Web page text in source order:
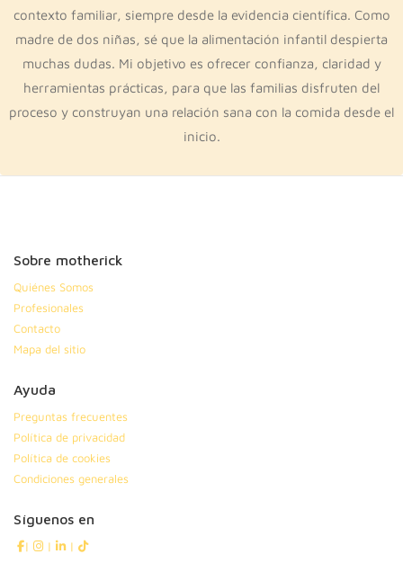
contexto familiar, siempre desde la evidencia científica. Como
madre de dos niñas, sé que la alimentación infantil despierta
muchas dudas. Mi objetivo es ofrecer confianza, claridad y
herramientas prácticas, para que las familias disfruten del
proceso y construyan una relación sana con la comida desde el
inicio.
Sobre motherick
Quiénes Somos
Profesionales
Contacto
Mapa del sitio
Ayuda
Preguntas frecuentes
Política de privacidad
Política de cookies
Condiciones generales
Síguenos en
| | |